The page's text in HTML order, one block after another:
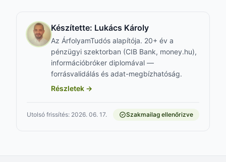
Készítette: Lukács Károly
Az ÁrfolyamTudós alapítója. 20+ év a
pénzügyi szektorban (CIB Bank, money.hu),
információbróker diplomával —
forrásvalidálás és adat-megbízhatóság.
Részletek →
Utolsó frissítés: 2026. 06. 17. Szakmailag ellenőrizve